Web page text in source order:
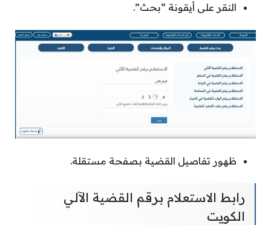
النقر على أيقونة “بحث”.
ظهور تفاصيل القضية بصفحة مستقلة.
رابط الاستعلام برقم القضية الآلي
الكويت